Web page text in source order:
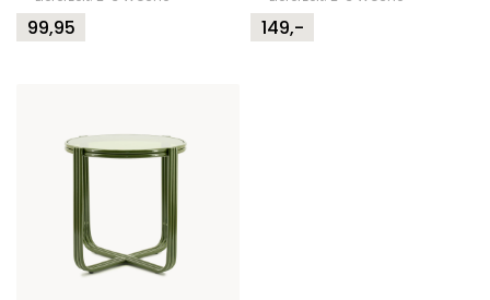
99,95 149,-